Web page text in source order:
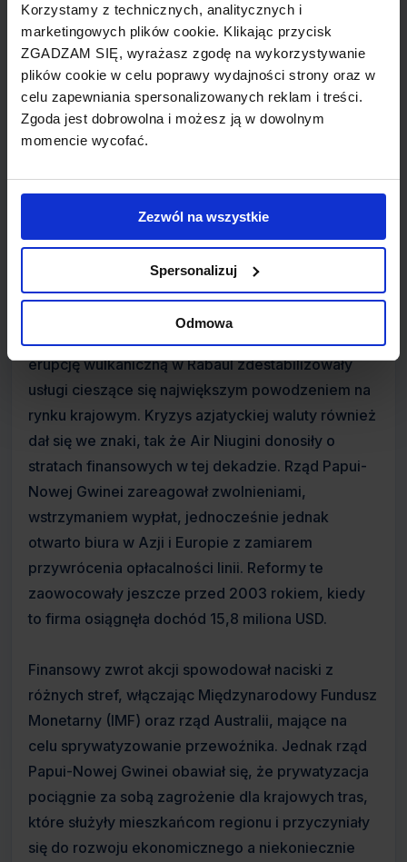
Korzystamy z technicznych, analitycznych i
marketingowych plików cookie. Klikając przycisk
ZGADZAM SIĘ, wyrażasz zgodę na wykorzystywanie
plików cookie w celu poprawy wydajności strony oraz w
celu zapewniania spersonalizowanych reklam i treści.
Zgoda jest dobrowolna i możesz ją w dowolnym
momencie wycofać.
Zezwól na wszystkie
Spersonalizuj
Odmowa
rozszerzyła ofertę o usługi międzynarodowe.
Poprzez stworzenie linii rząd chciał pobudzić
rozwój w kraju nie dysponującym rozbudowaną
siecią dróg. Air Niugini rozpoczynały działalność
korzystając z maszyn DC-3 oraz Fokker F27.
o kupowane, bądź wypożyczane Boeingi i Airbusy,
rozwijając jednocześnie siatkę międzynarodowych
połączeń. Pojawiły się loty do Brisbane, Manili,
Hong Kongu, Honolulu, Singapuru,
erupcję wulkaniczną w Rabaul zdestabilizowały
usługi cieszące się największym powodzeniem na
rynku krajowym. Kryzys azjatyckiej waluty również
dał się we znaki, tak że Air Niugini donosiły o
stratach finansowych w tej dekadzie. Rząd Papui-
Nowej Gwinei zareagował zwolnieniami,
wstrzymaniem wypłat, jednocześnie jednak
otwarto biura w Azji i Europie z zamiarem
przywrócenia opłacalności linii. Reformy te
zaowocowały jeszcze przed 2003 rokiem, kiedy
to firma osiągnęła dochód 15,8 miliona USD.
Finansowy zwrot akcji spowodował naciski z
różnych stref, włączając Międzynarodowy Fundusz
Monetarny (IMF) oraz rząd Australii, mające na
celu sprywatyzowanie przewoźnika. Jednak rząd
Papui-Nowej Gwinei obawiał się, że prywatyzacja
pociągnie za sobą zagrożenie dla krajowych tras,
które służyły mieszkańcom regionu i przyczyniały
się do rozwoju ekonomicznego a niekoniecznie